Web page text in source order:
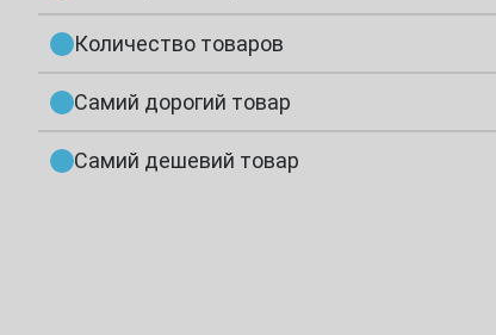
Количество товаров
Самий дорогий товар
Самий дешевий товар